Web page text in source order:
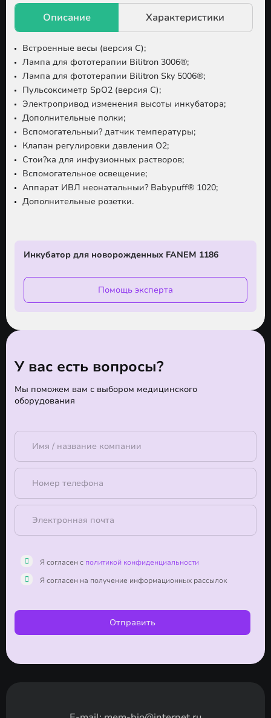
Встроенные весы (версия C);
Лампа для фототерапии Bilitron 3006®;
Лампа для фототерапии Bilitron Sky 5006®;
Пульсоксиметр SpO2 (версия C);
Электропривод изменения высоты инкубатора;
Дополнительные полки;
Вспомогательныи? датчик температуры;
Клапан регулировки давления O2;
Стои?ка для инфузионных растворов;
Вспомогательное освещение;
Аппарат ИВЛ неонатальныи? Babypuff® 1020;
Дополнительные розетки.
Инкубатор для новорожденных FANEM 1186
Помощь эксперта
У вас есть вопросы?
Мы поможем вам с выбором медицинского
оборудования
Отправить
Я согласен с политикой конфиденциальности
Я согласен на получение информационных рассылок